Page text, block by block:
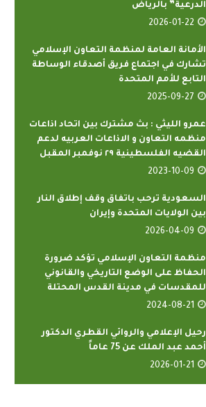
الدرعية” بالرياض
2026-01-22
الأمانة العامة لمنظمة التعاون الإسلامي
تشارك في اجتماع فريق أصدقاء الوساطة
التابع للأمم المتحدة
2025-09-27
عمرو الليثي : بث مشترك بين اتحاد اذاعات
منظمه التعاون و الاذاعات العربيه لدعم
القضيه الفلسطينية ٢٩ نوفمبر المقبل
2023-10-09
السعودية ترحب باتفاق وقف إطلاق النار
بين الولايات المتحدة وإيران
2026-04-09
منظمة التعاون الإسلامي تؤكد ضرورة
الحفاظ على الوضع التاريخي والقانوني
للمقدسات في مدينة القدس المحتلة
2024-08-21
رحيل الإعلامي والروائي القطري الدكتور
أحمد عبد الملك عن 75 عاماً
2026-01-21